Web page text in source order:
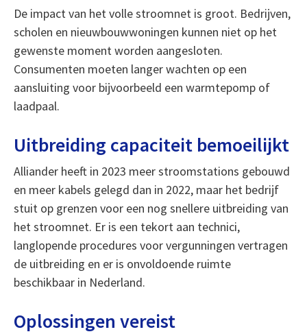
De impact van het volle stroomnet is groot. Bedrijven,
scholen en nieuwbouwwoningen kunnen niet op het
gewenste moment worden aangesloten.
Consumenten moeten langer wachten op een
aansluiting voor bijvoorbeeld een warmtepomp of
laadpaal.
Uitbreiding capaciteit bemoeilijkt
Alliander heeft in 2023 meer stroomstations gebouwd
en meer kabels gelegd dan in 2022, maar het bedrijf
stuit op grenzen voor een nog snellere uitbreiding van
het stroomnet. Er is een tekort aan technici,
langlopende procedures voor vergunningen vertragen
de uitbreiding en er is onvoldoende ruimte
beschikbaar in Nederland.
Oplossingen vereist